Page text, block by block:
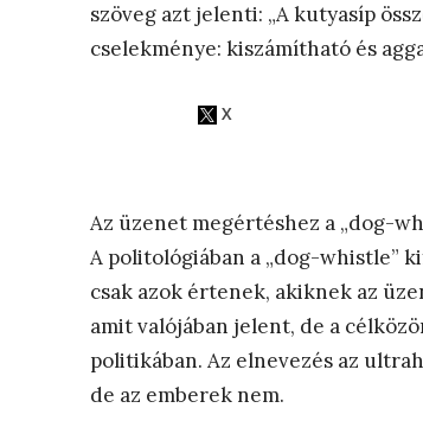
szöveg azt jelenti: „A kutyasíp
cselekménye: kiszámítható és
Az üzenet megértéshez a „dog-
A politológiában a „dog-whistle”
csak azok értenek, akiknek az
amit valójában jelent, de a
politikában. Az elnevezés az
de az emberek nem.